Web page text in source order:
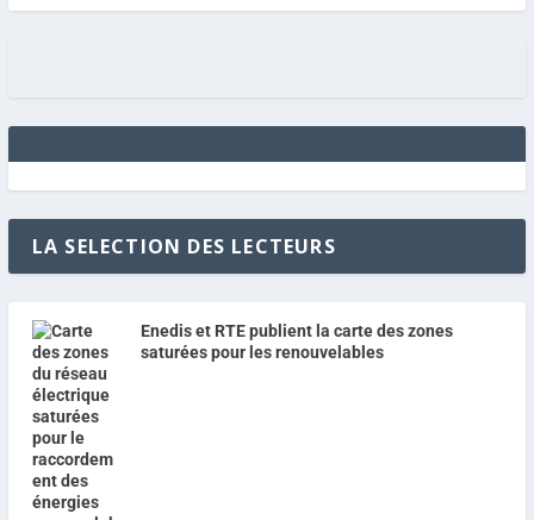
LA SELECTION DES LECTEURS
Enedis et RTE publient la carte des zones
saturées pour les renouvelables